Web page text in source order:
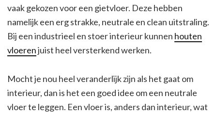
vaak gekozen voor een gietvloer. Deze hebben
namelijk een erg strakke, neutrale en clean uitstraling.
Bij een industrieel en stoer interieur kunnen houten
vloerenjuist heel versterkend werken.
Mocht je nou heel veranderlijk zijn als het gaat om
interieur, dan is het een goed idee om een neutrale
vloer te leggen. Een vloer is, anders dan interieur, wat